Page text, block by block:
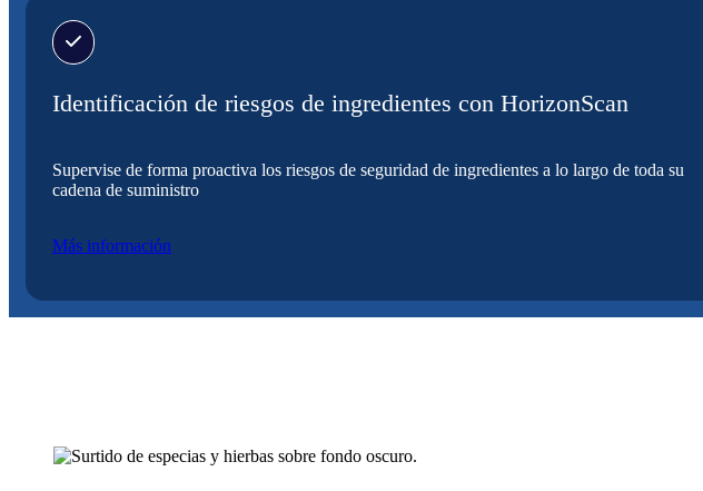
Identificación de riesgos de ingredientes con HorizonScan
Supervise de forma proactiva los riesgos de seguridad de ingredientes a lo largo de toda su
cadena de suministro
Más información